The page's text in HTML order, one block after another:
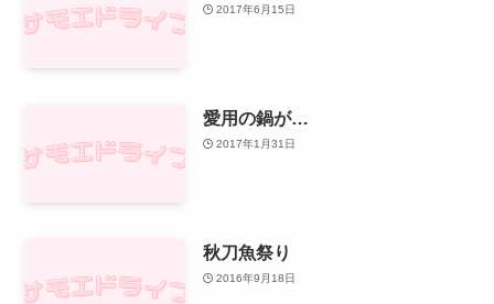
2017年6月15日
愛用の鍋が…
2017年1月31日
秋刀魚祭り
2016年9月18日